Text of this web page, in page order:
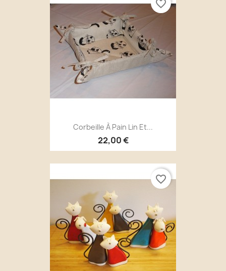
Corbeille À Pain Lin Et...
22,00 €
favorite_border
favorite_border